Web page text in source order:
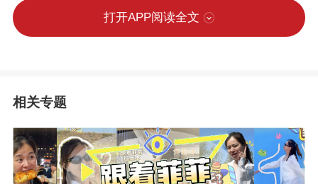
打开APP阅读全文
相关专题